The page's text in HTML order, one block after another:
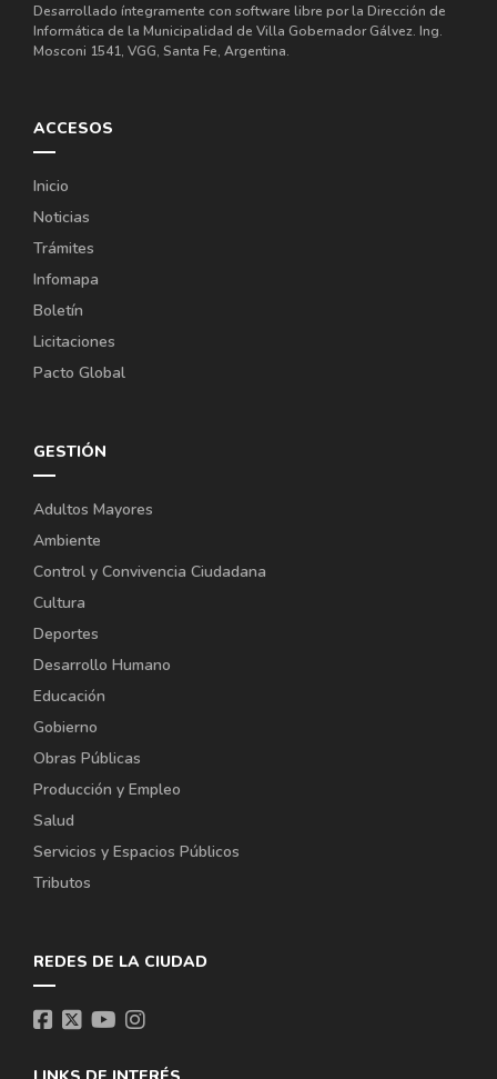
Desarrollado íntegramente con software libre por la Dirección de
Informática de la Municipalidad de Villa Gobernador Gálvez. Ing.
Mosconi 1541, VGG, Santa Fe, Argentina.
ACCESOS
Inicio
Noticias
Trámites
Infomapa
Boletín
Licitaciones
Pacto Global
GESTIÓN
Adultos Mayores
Ambiente
Control y Convivencia Ciudadana
Cultura
Deportes
Desarrollo Humano
Educación
Gobierno
Obras Públicas
Producción y Empleo
Salud
Servicios y Espacios Públicos
Tributos
REDES DE LA CIUDAD